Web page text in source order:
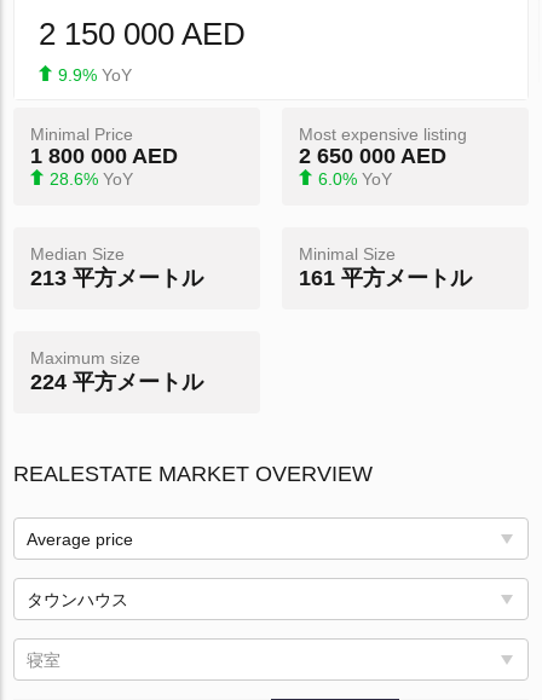
2 150 000 AED
9.9% YoY
Minimal Price
1 800 000 AED
28.6% YoY
Most expensive listing
2 650 000 AED
6.0% YoY
Median Size
213 平方メートル
Minimal Size
161 平方メートル
Maximum size
224 平方メートル
REALESTATE MARKET OVERVIEW
Average price
タウンハウス
寝室